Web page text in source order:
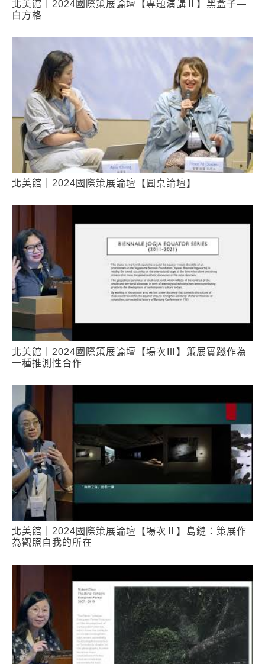
北美館｜2024國際策展論壇【專題演講Ⅱ】黑盒子—
白方格
北美館｜2024國際策展論壇【圓桌論壇】
北美館｜2024國際策展論壇【場次Ⅲ】策展實踐作為
一種推測性合作
北美館｜2024國際策展論壇【場次Ⅱ】島鏈：策展作
為觀照自我的所在